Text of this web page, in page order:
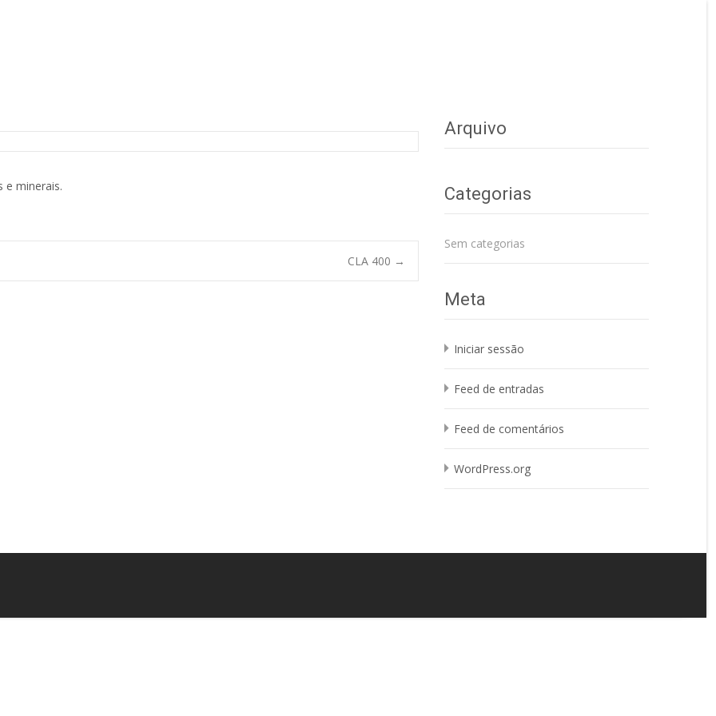
e minerais.
CLA 400 →
Arquivo
Categorias
Sem categorias
Meta
Iniciar sessão
Feed de entradas
Feed de comentários
WordPress.org